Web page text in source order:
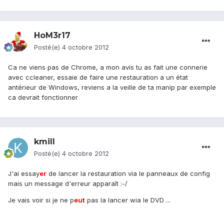
HoM3r17
Posté(e) 4 octobre 2012
Ca ne viens pas de Chrome, a mon avis tu as fait une connerie
avec ccleaner, essaie de faire une restauration a un état
antérieur de Windows, reviens a la veille de ta manip par exemple
ca devrait fonctionner
kmill
Posté(e) 4 octobre 2012
J'ai essayer de lancer la restauration via le panneaux de config
mais un message d'erreur apparaît :-/
Je vais voir si je ne peut pas la lancer wia le DVD ...